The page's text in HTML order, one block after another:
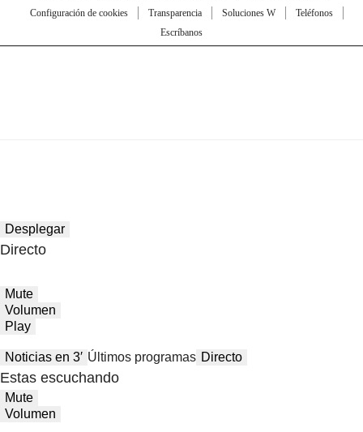
Configuración de cookies
Transparencia Soluciones W
Teléfonos
Escríbanos
Desplegar
Directo
Mute
Volumen
Play
Noticias en 3′ Últimos programas Directo
Estas escuchando
Mute
Volumen